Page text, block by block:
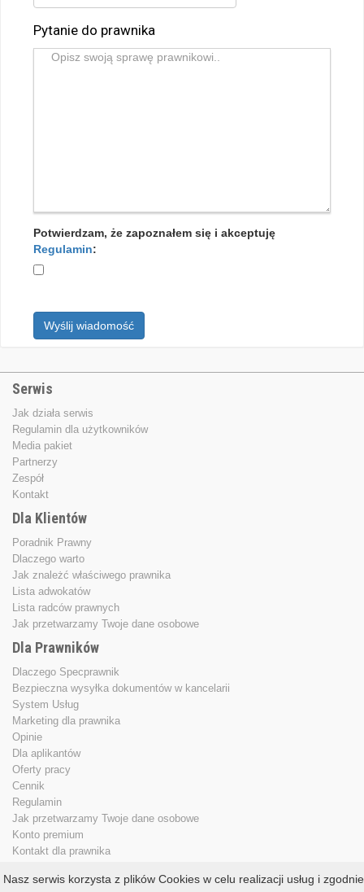
Pytanie do prawnika
Potwierdzam, że zapoznałem się i akceptuję
Regulamin:
Wyślij wiadomość
Serwis
Jak działa serwis
Regulamin dla użytkowników
Media pakiet
Partnerzy
Zespół
Kontakt
Dla Klientów
Poradnik Prawny
Dlaczego warto
Jak znależć właściwego prawnika
Lista adwokatów
Lista radców prawnych
Jak przetwarzamy Twoje dane osobowe
Dla Prawników
Dlaczego Specprawnik
Bezpieczna wysyłka dokumentów w kancelarii
System Usług
Marketing dla prawnika
Opinie
Dla aplikantów
Oferty pracy
Cennik
Regulamin
Jak przetwarzamy Twoje dane osobowe
Konto premium
Kontakt dla prawnika
Copyright © 2013 - 2026specprawnik.pl
Nasz serwis korzysta z plików Cookies w celu realizacji usług i